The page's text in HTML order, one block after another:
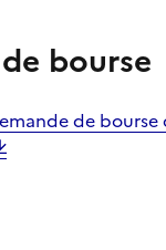
bourse
de